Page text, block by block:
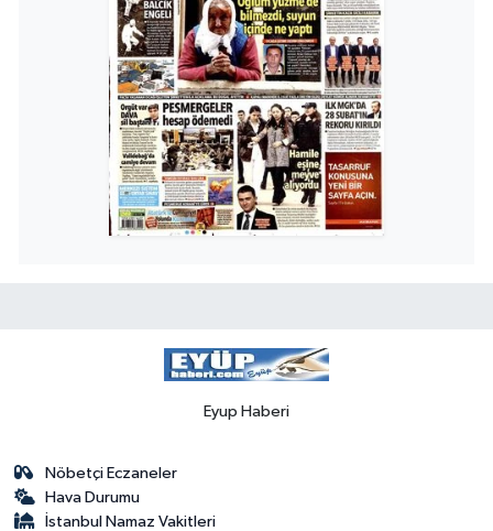
Eyup Haberi
Nöbetçi Eczaneler
Hava Durumu
İstanbul Namaz Vakitleri